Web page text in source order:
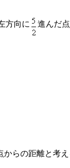
方向に 進んだ
からの距離と考え